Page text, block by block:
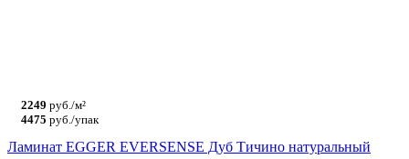
2249 руб./м²
4475 руб./упак
Ламинат EGGER EVERSENSE Дуб Тичино натуральный